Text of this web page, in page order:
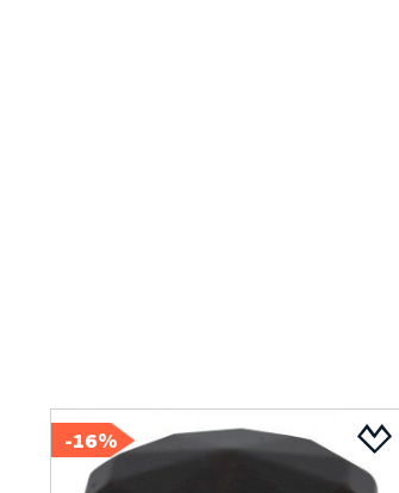
16%-